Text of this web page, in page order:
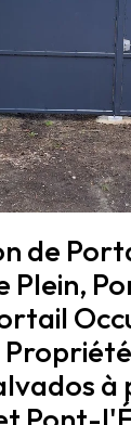
de
Plein,
à